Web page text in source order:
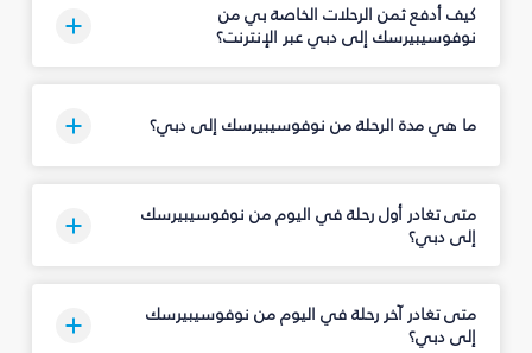
كيف أدفع ثمن الرحلات الخاصة بي من
نوفوسيبيرسك إلى دبي عبر الإنترنت؟
ما هي مدة الرحلة من نوفوسيبيرسك إلى دبي؟
متى تغادر أول رحلة في اليوم من نوفوسيبيرسك
إلى دبي؟
متى تغادر آخر رحلة في اليوم من نوفوسيبيرسك
إلى دبي؟